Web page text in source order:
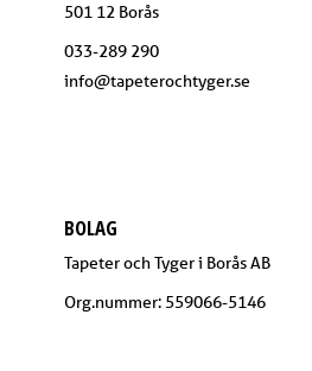
501 12 Borås
033-289 290
info@tapeterochtyger.se
BOLAG
Tapeter och Tyger i Borås AB
Org.nummer: 559066-5146